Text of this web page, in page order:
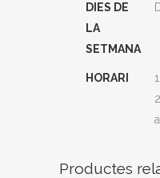
DIES DE
LA
SETMANA
HORARI
Productes